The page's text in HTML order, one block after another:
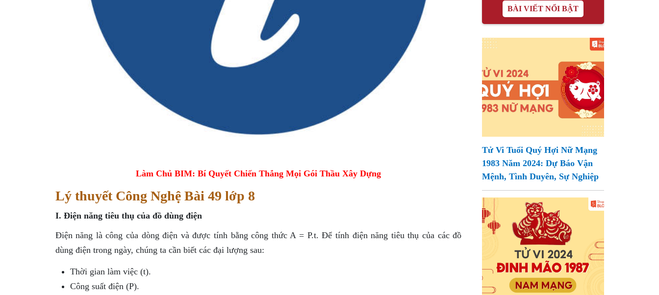
Làm Chủ BIM: Bí Quyết Chiến Thắng Mọi Gói Thầu Xây Dựng
Lý thuyết Công Nghệ Bài 49 lớp 8
I. Điện năng tiêu thụ của đồ dùng điện
Điện năng là công của dòng điện và được tính bằng công thức A = P.t. Để tính điện năng tiêu thụ của các đồ
dùng điện trong ngày, chúng ta cần biết các đại lượng sau:
Thời gian làm việc (t).
Công suất điện (P).
BÀI VIẾT NỔI BẬT
Tử Vi Tuổi Quý Hợi Nữ Mạng
1983 Năm 2024: Dự Báo Vận
Mệnh, Tình Duyên, Sự Nghiệp